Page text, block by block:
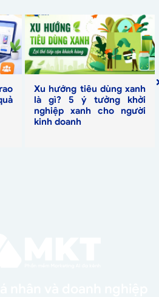
Xu hướng tiêu dùng xanh
là gì? 5 ý tưởng khởi
nghiệp xanh cho người
kinh doanh